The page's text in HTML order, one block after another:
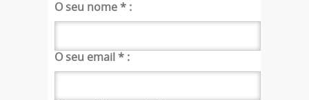
O seu nome * :
O seu email * :